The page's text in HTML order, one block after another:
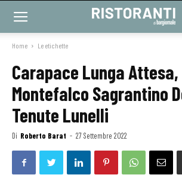
Home Le etichette
Carapace Lunga Attesa,
Montefalco Sagrantino
Tenute Lunelli
Di Roberto Barat - 27 Settembre 2022